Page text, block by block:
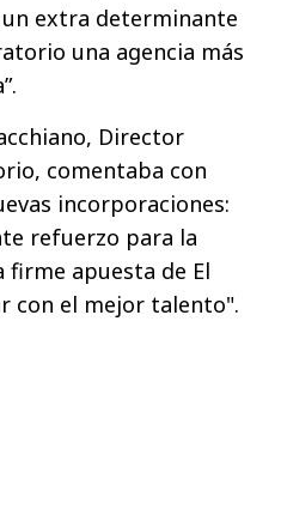
extra determinante
una agencia más
Director
comentaba con
incorporaciones:
refuerzo para la
firme apuesta de El
con el mejor talento".